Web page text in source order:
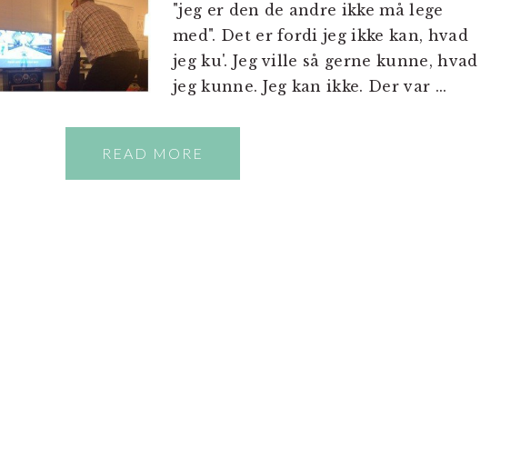
"jeg er den de andre ikke må lege
med". Det er fordi jeg ikke kan, hvad
jeg ku'. Jeg ville så gerne kunne, hvad
jeg kunne. Jeg kan ikke. Der var ...
READ MORE